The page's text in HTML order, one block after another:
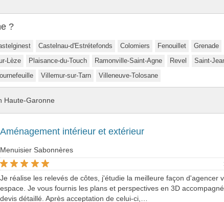
?
Castelnau-d'Estrétefonds Colomiers Fenouillet Grenade
Lèze Plaisance-du-Touch Ramonville-Saint-Agne Revel
Saint-
Villemur-sur-Tarn Villeneuve-Tolosane
Haute-Garonne
Aménagement intérieur et extérieur
Menuisier Sabonnères
Je réalise les relevés de côtes, j'étudie la meilleure façon d'agencer
espace. Je vous fournis les plans et perspectives en 3D
devis détaillé. Après acceptation de celui-ci,…